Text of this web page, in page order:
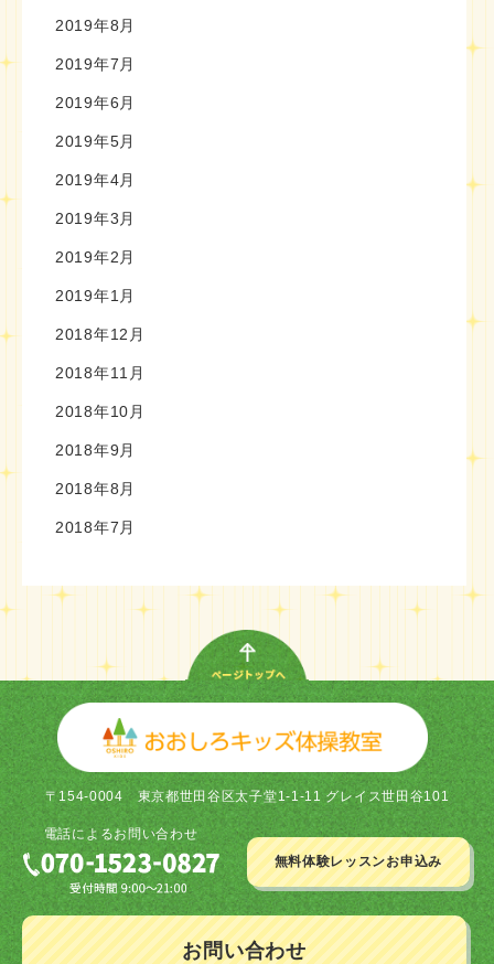
2019年8月
2019年7月
2019年6月
2019年5月
2019年4月
2019年3月
2019年2月
2019年1月
2018年12月
2018年11月
2018年10月
2018年9月
2018年8月
2018年7月
〒154-0004東京都世田谷区太子堂1-1-11 グレイス世田谷101
電話によるお問い合わせ
無料体験レッスンお申込み
お問い合わせ